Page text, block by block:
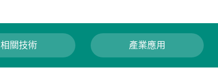
相關技術 產業應用